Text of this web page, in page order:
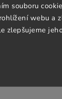
souboru
webu a
zlepšujeme